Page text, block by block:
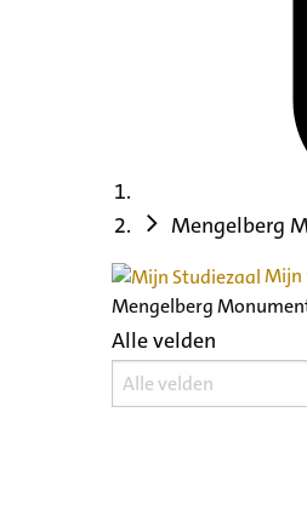
Mengelberg
Mijn
Mengelberg
Alle velden